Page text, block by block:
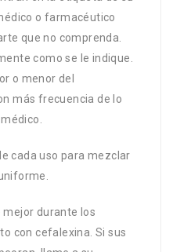
o farmacéutico
que no comprenda.
como se le indique.
o menor del
más frecuencia de lo
cada uso para mezclar
durante los
con cefalexina. Si sus